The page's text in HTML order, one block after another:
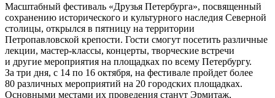
Масштабный фестиваль «Друзья Петербурга», посвященный
сохранению исторического и культурного наследия Северной
столицы, открылся в пятницу на территории
Петропавловской крепости. Гости смогут посетить различные
лекции, мастер-классы, концерты, творческие встречи
и другие мероприятия на площадках по всему Петербургу.
За три дня, с 14 по 16 октября, на фестивале пройдет более
80 различных мероприятий на 20 городских площадках.
Основными местами их проведения станут Эрмитаж,